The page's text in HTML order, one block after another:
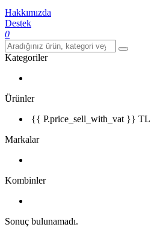
Hakkımızda
Destek
0
Kategoriler
Ürünler
{{ P.price_sell_with_vat }} TL
Markalar
Kombinler
Sonuç bulunamadı.